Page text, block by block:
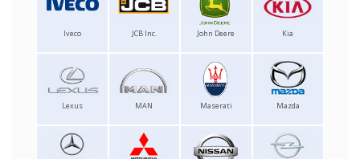
Iveco JCB Inc. John Deere Kia
Lexus MAN Maserati Mazda